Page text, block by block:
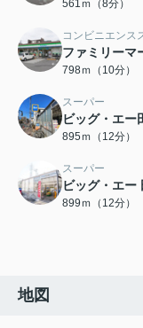
561ｍ（8分）
コンビニエンス
ファミリーマ
798ｍ（10分）
スーパー
ビッグ・エー
895ｍ（12分）
スーパー
ビッグ・エー
899ｍ（12分）
地図